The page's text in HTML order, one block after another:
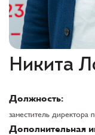
Никита
Должность:
заместитель директора
Дополнительная